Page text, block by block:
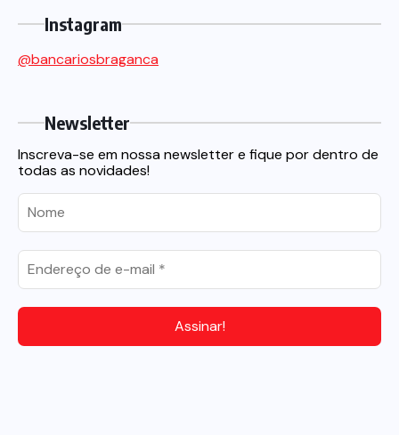
Instagram
@bancariosbraganca
Newsletter
Inscreva-se em nossa newsletter e fique por dentro de
todas as novidades!